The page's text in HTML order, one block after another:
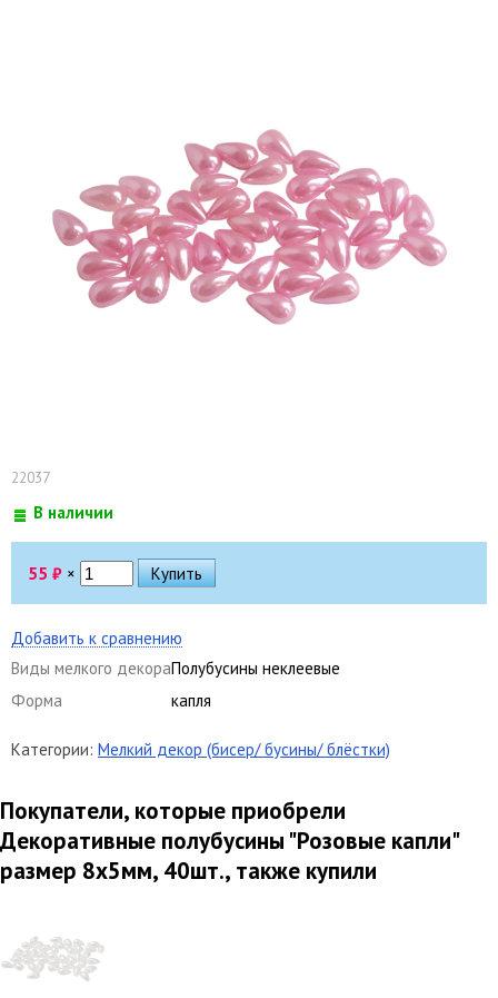
22037
В наличии
55 ₽ ×
Добавить к сравнению
Виды мелкого декораПолубусины неклеевые
Форма
капля
Категории: Мелкий декор (бисер/ бусины/ блёстки)
Покупатели, которые приобрели
Декоративные полубусины "Розовые капли"
размер 8х5мм, 40шт., также купили